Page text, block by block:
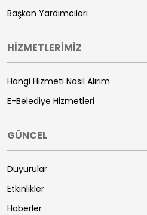
Başkan Yardımcıları
HİZMETLERİMİZ
Hangi Hizmeti Nasıl Alırım
E-Belediye Hizmetleri
GÜNCEL
Duyurular
Etkinlikler
Haberler